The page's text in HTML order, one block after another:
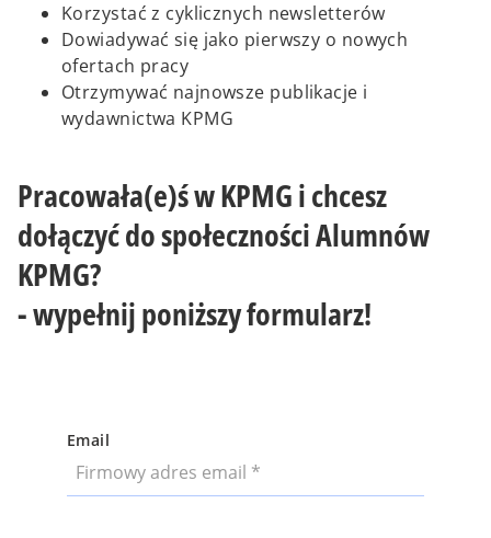
Korzystać z cyklicznych newsletterów
Dowiadywać się jako pierwszy o nowych
ofertach pracy
Otrzymywać najnowsze publikacje i
wydawnictwa KPMG
Pracowała(e)ś w KPMG i chcesz
dołączyć do społeczności Alumnów
KPMG?
- wypełnij poniższy formularz!
Email